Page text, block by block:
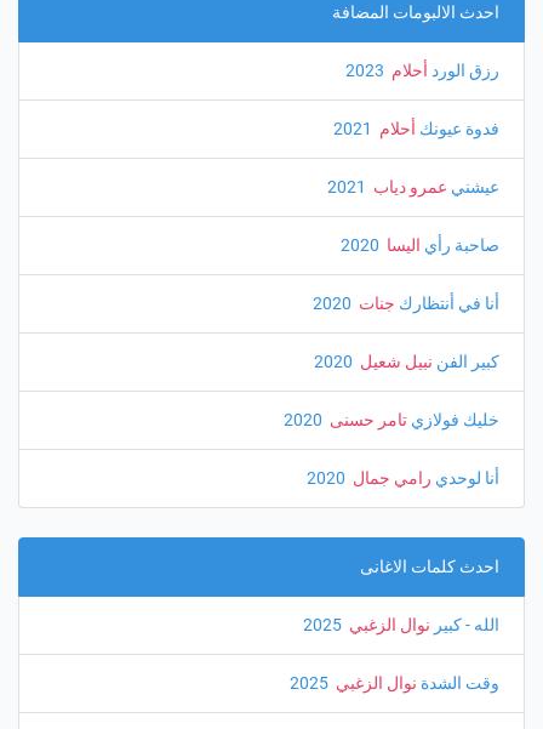
احدث الالبومات المضافة
رزق الورد أحلام
فدوة عيونك أحلام
عيشني عمرو دياب
صاحبة رأي اليسا
أنا في أنتظارك جنات
كبير الفن نبيل شعيل
خليك فولازي تامر حسنى
أنا لوحدي رامي جمال
احدث كلمات الاغانى
الله - كبير نوال الزغبي
وقت الشدة نوال الزغبي